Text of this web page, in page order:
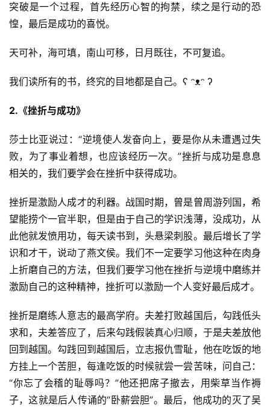
突破是一个过程，首先经历心智的拘禁，续之是行动的恐
惶，最后是成功的喜悦。
天可补，海可填，南山可移，日月既往，不可复追。
我们读所有的书，终究的目地都是自己。ʕ ᵔᴥᵔ ʔ
2.《挫折与成功》
莎士比亚说过：“逆境使人发奋向上，要是你从未遭遇过失
败，为了事业着想，也应该经历一次。”挫折与成功是息息
相关的，我们要学会在挫折中获得成功。
挫折是激励人成才的利器。战国时期，曾是曾周游列国，希
望能捞个一官半职，但是由于自己的学识浅薄，没成功，从
此他就发愤用功，每天读书到，头悬梁刺股。最后增长了学
识和才干，说动了燕文侯。我们不一定要学习他这种在肉身
上折磨自己的方法，但我们要学习他在挫折与逆境中磨练并
激励自己的这种精神，挫折可以激励一个人变好最后成才。
挫折是磨练人意志的最高学府。夫差打败越国后，勾践低头
求和，夫差答应了，后来勾践假装真心归顺，于是夫差放他
回到越国。勾践回到越国后，立志报仇雪耻，他在吃饭的地
方挂上一个苦胆，每逢吃饭的时候就尝一尝苦味，问自己：
“你忘了会稽的耻辱吗？”他还把席子撤去，用柴草当作褥
子，这就是后人传诵的“卧薪尝胆”。最后，他成功的灭了吴